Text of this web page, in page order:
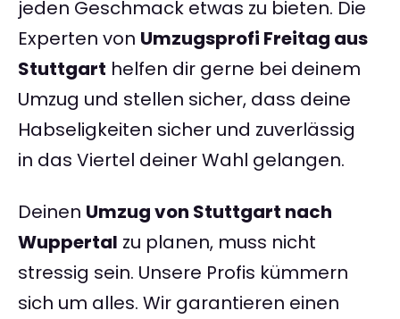
jeden Geschmack etwas zu bieten. Die
Experten von Umzugsprofi Freitag aus
Stuttgart helfen dir gerne bei deinem
Umzug und stellen sicher, dass deine
Habseligkeiten sicher und zuverlässig
in das Viertel deiner Wahl gelangen.
Deinen Umzug von Stuttgart nach
Wuppertal zu planen, muss nicht
stressig sein. Unsere Profis kümmern
sich um alles. Wir garantieren einen